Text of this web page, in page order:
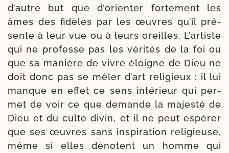
d’autre but que d’orienter for­te­ment les
âmes des fidèles par les œuvres qu’il pré­
sente à leur vue ou à leurs oreilles. L’artiste
qui ne pro­fesse pas les véri­tés de la foi ou
que sa manière de vivre éloigne de Dieu ne
doit donc pas se mêler d’art reli­gieux : il lui
manque en effet ce sens inté­rieur qui per­
met de voir ce que demande la majes­té de
Dieu et du culte divin, et il ne peut espé­rer
que ses œuvres sans ins­pi­ra­tion reli­gieuse,
même si elles dénotent un homme qui